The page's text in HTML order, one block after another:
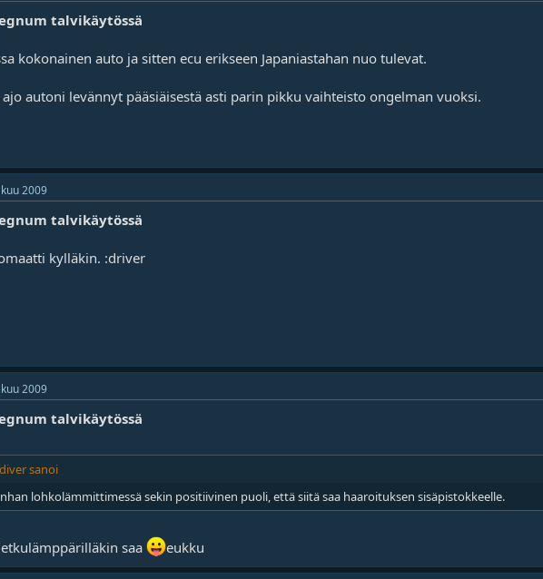
talvikäytössä
kokonainen auto ja sitten ecu erikseen Japaniastahan nuo tulevat.
ajo autoni levännyt pääsiäisestä asti parin pikku vaihteisto ongelman vuoksi.
2009
talvikäytössä
kylläkin. :driver
2009
talvikäytössä
sanoi
lohkolämmittimessä sekin positiivinen puoli, että siitä saa haaroituksen sisäpistokkeelle.
saa eukku